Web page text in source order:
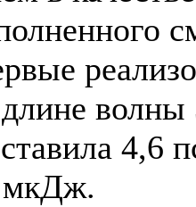
4,6
мкДж.